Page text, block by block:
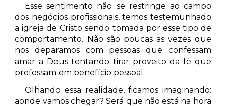
Esse sentimento não se restringe ao campo
dos negócios profissionais, temos testemunhado
a igreja de Cristo sendo tomada por esse tipo de
comportamento. Não são poucas as vezes que
nos deparamos com pessoas que confessam
amar a Deus tentando tirar proveito da fé que
professam em benefício pessoal.
Olhando essa realidade, ficamos imaginando:
aonde vamos chegar? Será que não está na hora